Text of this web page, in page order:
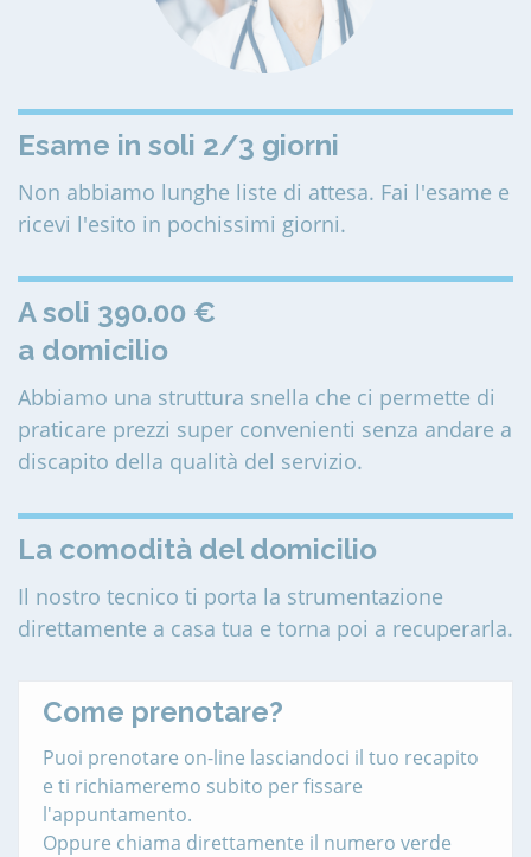
Esame in soli 2/3 giorni
Non abbiamo lunghe liste di attesa. Fai l'esame e
ricevi l'esito in pochissimi giorni.
A soli 390.00 €
a domicilio
Abbiamo una struttura snella che ci permette di
praticare prezzi super convenienti senza andare a
discapito della qualità del servizio.
La comodità del domicilio
Il nostro tecnico ti porta la strumentazione
direttamente a casa tua e torna poi a recuperarla.
Come prenotare?
Puoi prenotare on-line lasciandoci il tuo recapito
e ti richiameremo subito per fissare
l'appuntamento.
Oppure chiama direttamente il numero verde